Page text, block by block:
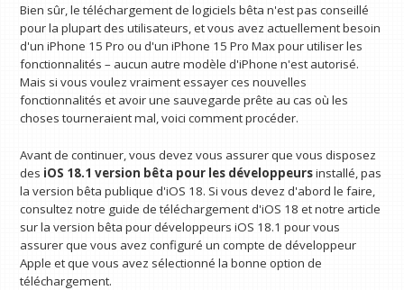
Bien sûr, le téléchargement de logiciels bêta n'est pas conseillé
pour la plupart des utilisateurs, et vous avez actuellement besoin
d'un iPhone 15 Pro ou d'un iPhone 15 Pro Max pour utiliser les
fonctionnalités – aucun autre modèle d'iPhone n'est autorisé.
Mais si vous voulez vraiment essayer ces nouvelles
fonctionnalités et avoir une sauvegarde prête au cas où les
choses tourneraient mal, voici comment procéder.
Avant de continuer, vous devez vous assurer que vous disposez
des iOS 18.1 version bêta pour les développeursinstallé, pas
la version bêta publique d'iOS 18. Si vous devez d'abord le faire,
consultez notre guide de téléchargement d'iOS 18 et notre article
sur la version bêta pour développeurs iOS 18.1 pour vous
assurer que vous avez configuré un compte de développeur
Apple et que vous avez sélectionné la bonne option de
téléchargement.